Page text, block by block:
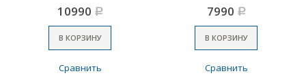
10990 Р
В КОРЗИНУ
Сравнить
7990 Р
В КОРЗИНУ
Сравнить